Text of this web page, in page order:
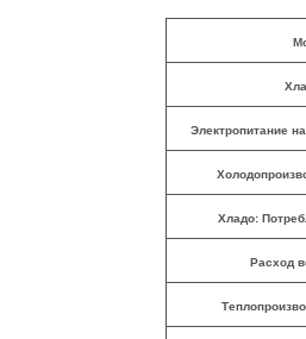
Электропитание
Хладо:
Расход